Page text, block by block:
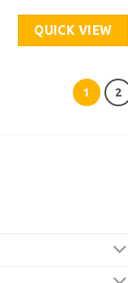
QUICK VIEW
1 2